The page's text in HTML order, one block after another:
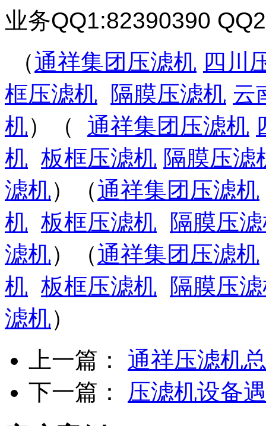
业务QQ1:82390390
（通祥集团压滤机 四川
框压滤机
隔膜压滤机 云
机）（ 通祥集团压滤机
机 板框压滤机 隔膜压滤
滤机）（通祥集团压滤机
机 板框压滤机
隔膜压
滤机）（通祥集团压滤机
机 板框压滤机
隔膜压
滤机）
上一篇： 通祥压滤机
下一篇： 压滤机设备